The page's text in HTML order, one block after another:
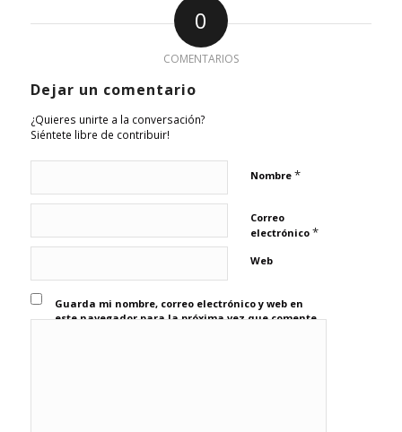
0
COMENTARIOS
Dejar un comentario
¿Quieres unirte a la conversación?
Siéntete libre de contribuir!
Nombre *
Correo
electrónico *
Web
Guarda mi nombre, correo electrónico y web en
este navegador para la próxima vez que comente.